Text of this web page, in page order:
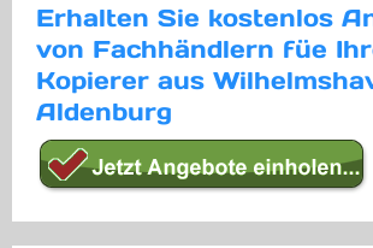
Erhalten Sie kostenlos
von Fachhändlern füe
Kopierer aus
Aldenburg